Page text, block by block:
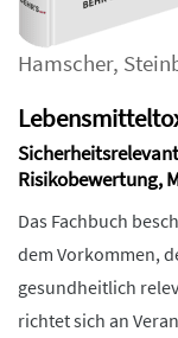
Hamscher,
Risikobewertung,
Das Fachbuch
dem Vorkommen,
gesundheitlich
richtet sich an